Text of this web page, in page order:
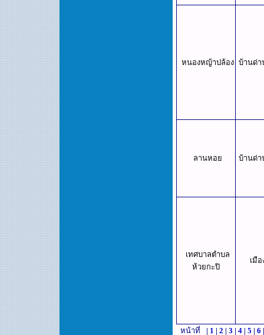
หนองหญ้าปล้อง บ้านด่
ลานหอย บ้านด่
เทศบาลตำบล
ห้วยกะปิ
เมื
หน้าที่ | 1 | 2 | 3 | 4 | 5 | 6